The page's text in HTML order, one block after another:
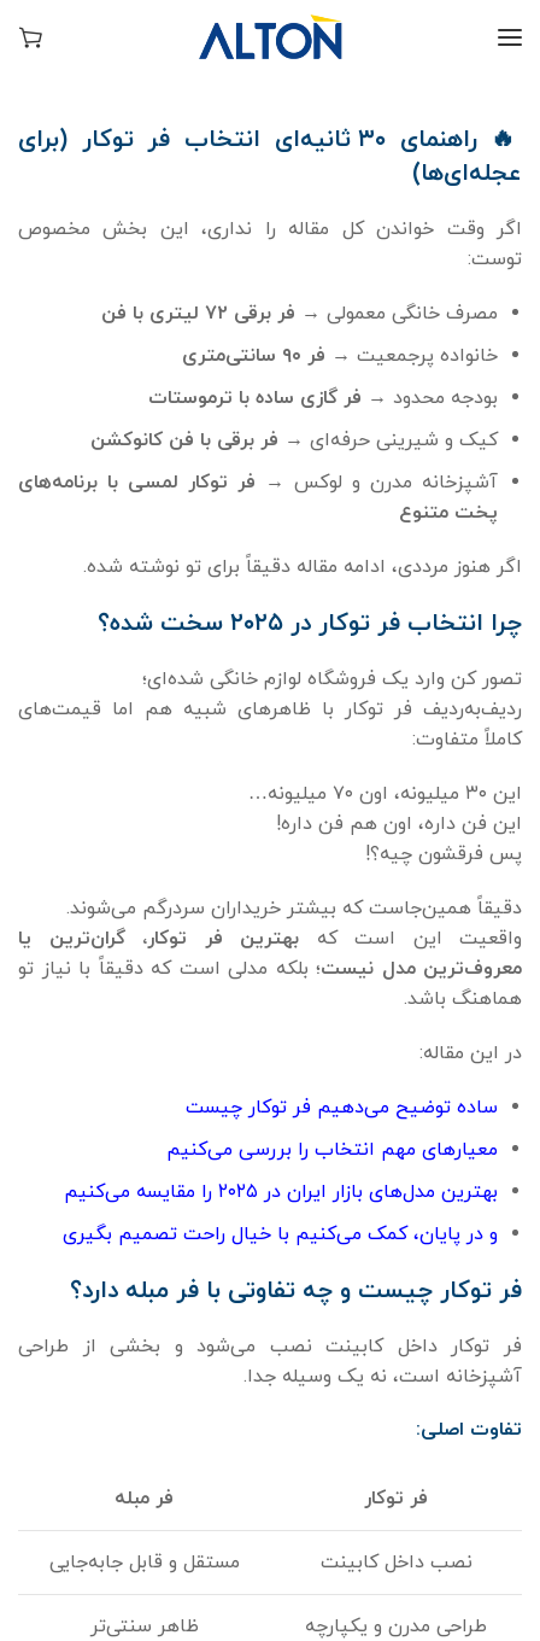
🔥 راهنمای۳۰ ثانیه‌ای انتخاب فر توکار (برای
عجله‌ای‌ها)
اگر وقت خواندن کل مقاله را نداری، این بخش مخصوص
توست:
مصرف خانگی معمولی → فر برقی ۷۲ لیتری با فن
خانواده پرجمعیت → فر ۹۰ سانتی‌متری
بودجه محدود → فر گازی ساده با ترموستات
کیک و شیرینی حرفه‌ای → فر برقی با فن کانوکشن
آشپزخانه مدرن و لوکس → فر توکار لمسی با برنامه‌های
پخت متنوع
اگر هنوز مرددی، ادامه مقاله دقیقاً برای تو نوشته شده.
چرا انتخاب فر توکار در ۲۰۲۵ سخت شده؟
تصور کن وارد یک فروشگاه لوازم خانگی شده‌ای؛
ردیف‌به‌ردیف فر توکار با ظاهرهای شبیه هم اما قیمت‌های
کاملاً متفاوت:
این ۳۰ میلیونه، اون ۷۰ میلیونه…
این فن داره، اون هم فن داره!
پس فرقشون چیه؟!
دقیقاً همین‌جاست که بیشتر خریداران سردرگم می‌شوند.
واقعیت این است که بهترین فر توکار، گران‌ترین یا
معروف‌ترین مدل نیست؛ بلکه مدلی است که دقیقاً با نیاز تو
هماهنگ باشد.
در این مقاله:
ساده توضیح می‌دهیم فر توکار چیست
معیارهای مهم انتخاب را بررسی می‌کنیم
بهترین مدل‌های بازار ایران در ۲۰۲۵ را مقایسه می‌کنیم
و در پایان، کمک می‌کنیم با خیال راحت تصمیم بگیری
فر توکار چیست و چه تفاوتی با فر مبله دارد؟
فر توکار داخل کابینت نصب می‌شود و بخشی از طراحی
آشپزخانه است، نه یک وسیله جدا.
تفاوت اصلی:
فر توکار فر مبله
نصب داخل کابینت مستقل و قابل جابه‌جایی
طراحی مدرن و یکپارچه ظاهر سنتی‌تر